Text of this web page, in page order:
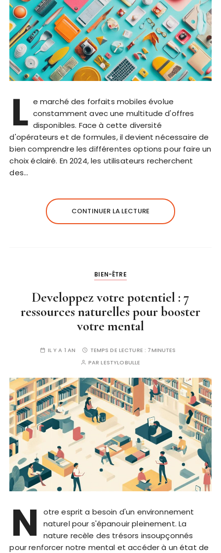
L e marché des forfaits mobiles évolue
constamment avec une multitude d'offres
disponibles. Face à cette diversité
d'opérateurs et de formules, il devient nécessaire de
bien comprendre les différentes options pour faire un
choix éclairé. En 2024, les utilisateurs recherchent
des…
CONTINUER LA LECTURE
BIEN-ÊTRE
Developpez votre potentiel : 7
ressources naturelles pour booster
votre mental
IL Y A 1 AN TEMPS DE LECTURE : 7MINUTES
PARLESTYLOBULLE
N
otre esprit a besoin d'un environnement
naturel pour s'épanouir pleinement. La
nature recèle des trésors insoupçonnés
pour renforcer notre mental et accéder à un état de